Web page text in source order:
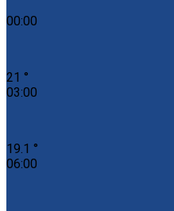
00:00
21 °
03:00
19.1 °
06:00